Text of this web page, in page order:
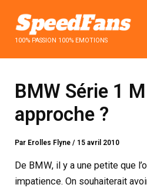
contenu100% PASSION 100% EMOTIONS
BMW Série 1
approche ?
Par Erolles Flyne/ 15 avril 2010
De BMW, il y a une petite que
impatience. On souhaiterait